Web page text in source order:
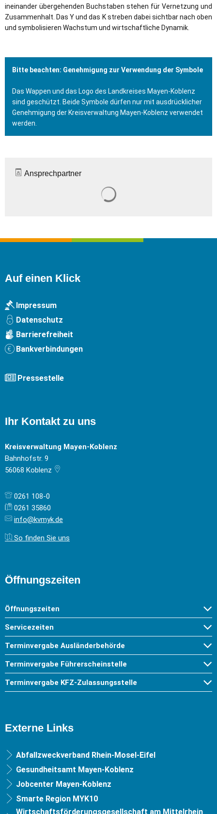
ineinander übergehenden Buchstaben stehen für Vernetzung und
Zusammenhalt. Das Y und das K streben dabei sichtbar nach oben
und symbolisieren Wachstum und wirtschaftliche Dynamik.
Bitte beachten: Genehmigung zur Verwendung der Symbole
Das Wappen und das Logo des Landkreises Mayen-Koblenz
sind geschützt. Beide Symbole dürfen nur mit ausdrücklicher
Genehmigung der Kreisverwaltung Mayen-Koblenz verwendet
werden.
Ansprechpartner
Auf einen Klick
Impressum
Datenschutz
Barrierefreiheit
Bankverbindungen
Pressestelle
Ihr Kontakt zu uns
Kreisverwaltung Mayen-Koblenz
Bahnhofstr. 9
56068 Koblenz
0261 108-0
0261 35860
info@kvmyk.de
So finden Sie uns
Öffnungszeiten
Öffnungszeiten
Servicezeiten
Terminvergabe Ausländerbehörde
Terminvergabe Führerscheinstelle
Terminvergabe KFZ-Zulassungsstelle
Externe Links
Abfallzweckverband Rhein-Mosel-Eifel
Gesundheitsamt Mayen-Koblenz
Jobcenter Mayen-Koblenz
Smarte Region MYK10
Wirtschaftsförderungsgesellschaft am Mittelrhein